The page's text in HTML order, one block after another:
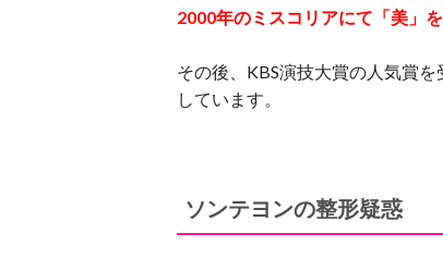
2000年のミスコリアにて「美」
その後、KBS演技大賞の人気賞
しています。
ソンテヨンの整形疑惑